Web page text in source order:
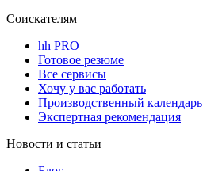
Соискателям
hh PRO
Готовое резюме
Все сервисы
Хочу у вас работать
Производственный календарь
Экспертная рекомендация
Новости и статьи